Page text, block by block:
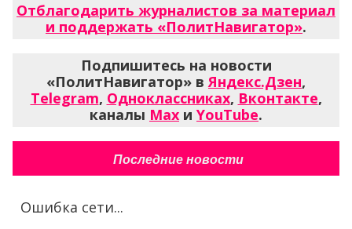
Отблагодарить журналистов за материал
и поддержать «ПолитНавигатор».
Подпишитесь на новости
«ПолитНавигатор» вЯндекс.Дзен,
Telegram, Одноклассниках, Вконтакте,
каналы Max и YouTube.
Последние новости
Ошибка сети...